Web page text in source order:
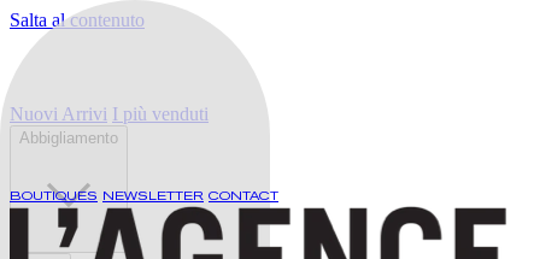
Salta al contenuto
BOUTIQUES NEWSLETTER CONTACT
Nuovi Arrivi I più venduti
Abbigliamento